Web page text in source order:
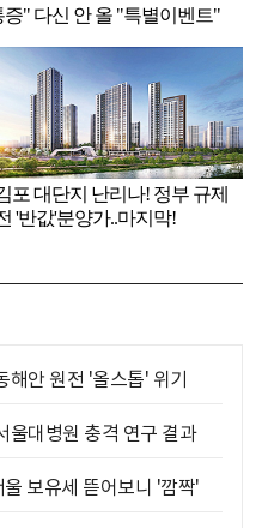
안 원전 '올스톱' 위기
울대병원 충격 연구 결과
보유세 뜯어보니 '깜짝'